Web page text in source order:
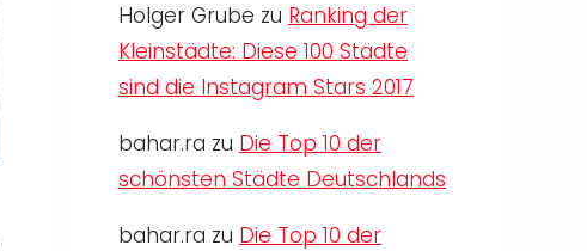
Holger Grube zu Ranking der
Kleinstädte: Diese 100 Städte
sind die Instagram Stars 2017
bahar.ra zu Die Top 10 der
schönsten Städte Deutschlands
bahar.ra zu Die Top 10 der